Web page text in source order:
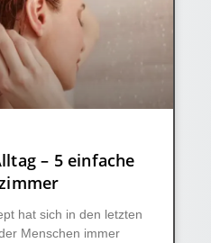
– 5 einfache
hat sich in den letzten
Menschen immer